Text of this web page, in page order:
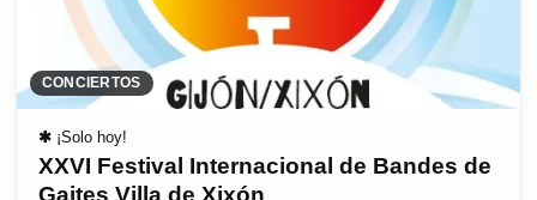
CONCIERTOS
✱ ¡Solo hoy!
XXVI Festival Internacional de Bandes de
Gaites Villa de Xixón